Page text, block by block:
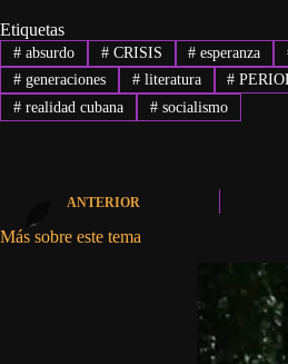
Etiquetas
#absurdo #CRISIS # esperanza
#generaciones #literatura #
#realidad cubana #socialismo
ANTERIOR
Más sobre este tema